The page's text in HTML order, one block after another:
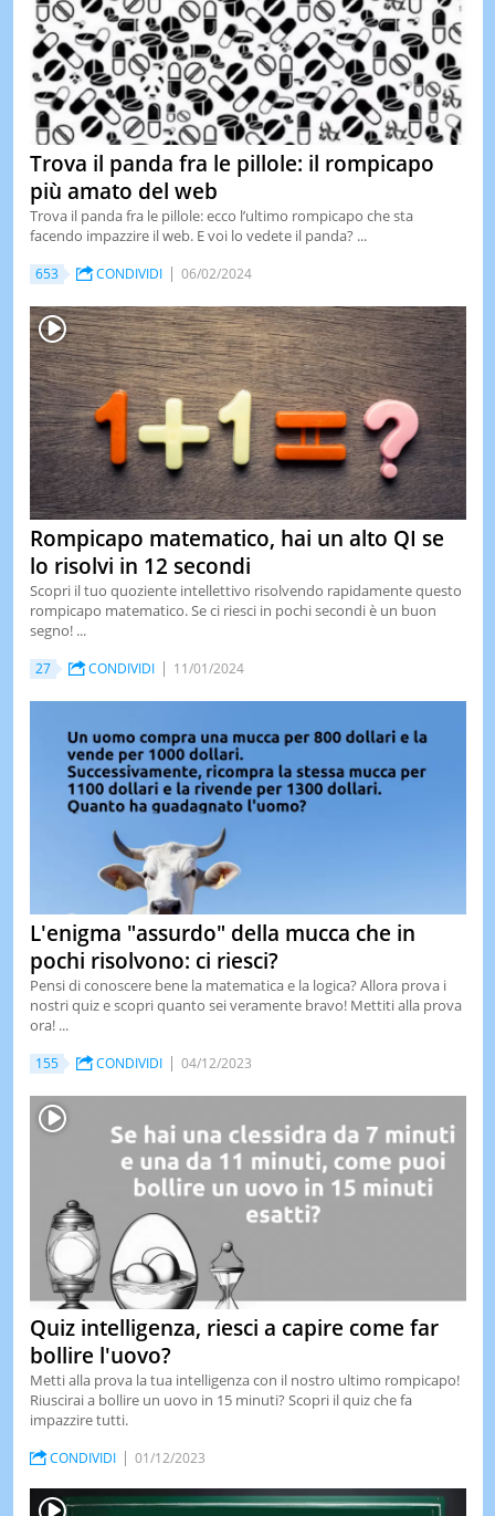
Trova il panda fra le pillole: il rompicapo
più amato del web
Trova il panda fra le pillole: ecco l’ultimo rompicapo che sta
facendo impazzire il web. E voi lo vedete il panda? ...
653 CONDIVIDI 06/02/2024
Rompicapo matematico, hai un alto QI se
lo risolvi in 12 secondi
Scopri il tuo quoziente intellettivo risolvendo rapidamente questo
rompicapo matematico. Se ci riesci in pochi secondi è un buon
segno! ...
27 CONDIVIDI 11/01/2024
L'enigma "assurdo" della mucca che in
pochi risolvono: ci riesci?
Pensi di conoscere bene la matematica e la logica? Allora prova i
nostri quiz e scopri quanto sei veramente bravo! Mettiti alla prova
ora! ...
155 CONDIVIDI 04/12/2023
Quiz intelligenza, riesci a capire come far
bollire l'uovo?
Metti alla prova la tua intelligenza con il nostro ultimo rompicapo!
Riuscirai a bollire un uovo in 15 minuti? Scopri il quiz che fa
impazzire tutti.
CONDIVIDI 01/12/2023